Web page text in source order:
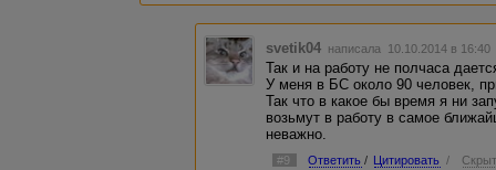
svetik04 написала 10.10.2014 в
Так и на работу не полчаса
У меня в БС около 90 человек,
Так что в какое бы время я ни
возьмут в работу в самое
неважно.
#9 Ответить / Цитировать /